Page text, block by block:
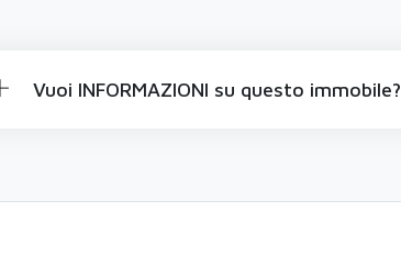
Vuoi INFORMAZIONI su questo immobile?